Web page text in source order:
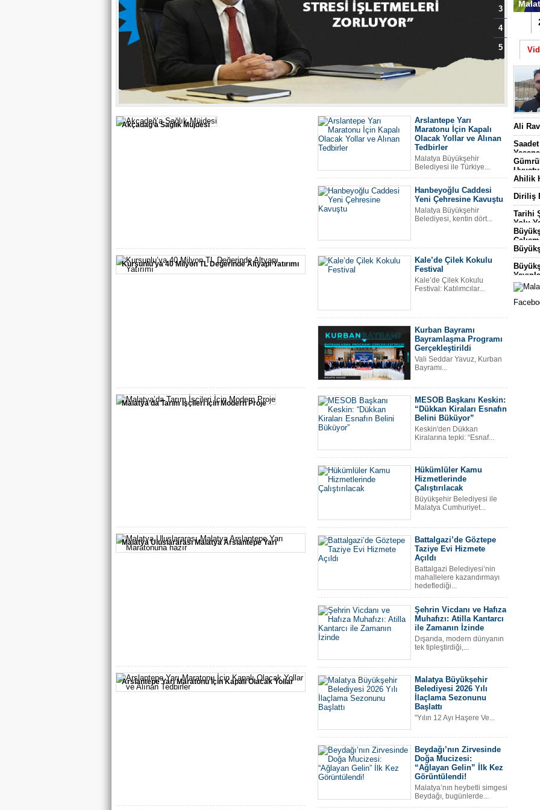
3
Ali
Ahilik
Diriliş
Tarihi
Yolu
3
4
5
Arslantepe Yarı
Maratonu İçin Kapalı
Olacak Yollar ve Alınan
Tedbirler
Malatya Büyükşehir
Belediyesi ile Türkiye...
Hanbeyoğlu Caddesi
Yeni Çehresine Kavuştu
Malatya Büyükşehir
Belediyesi, kentin dört...
Kale’de Çilek Kokulu
Festival
Kale’de Çilek Kokulu
Festival: Katılımcılar...
Kurban Bayramı
Bayramlaşma Programı
Gerçekleştirildi
Vali Seddar Yavuz, Kurban
Bayramı...
MESOB Başkanı Keskin:
“Dükkan Kiraları Esnafın
Belini Büküyor”
Keskin'den Dükkan
Kiralarına tepki: “Esnaf...
Hükümlüler Kamu
Hizmetlerinde
Çalıştırılacak
Büyükşehir Belediyesi ile
Malatya Cumhuriyet...
Battalgazi’de Göztepe
Taziye Evi Hizmete
Açıldı
Battalgazi Belediyesi’nin
mahallelere kazandırmayı
hedeflediği...
Şehrin Vicdanı ve Hafıza
Muhafızı: Atilla Kantarcı
ile Zamanın İzinde
Dışarıda, modern dünyanın
tek tipleştirdiği,...
Malatya Büyükşehir
Belediyesi 2026 Yılı
İlaçlama Sezonunu
Başlattı
"Yılın 12 Ayı Haşere Ve...
Beydağı’nın Zirvesinde
Doğa Mucizesi:
“Ağlayan Gelin” İlk Kez
Görüntülendi!
Malatya’nın heybetli simgesi
Beydağı, bugünlerde...
Akçadağ’a Sağlık Müjdesi
Kurşunlu’ya 40 Milyon TL Değerinde Altyapı Yatırımı
Malatya’da Tarım İşçileri İçin Modern Proje
Malatya Uluslararası Malatya Arslantepe Yarı
Arslantepe Yarı Maratonu İçin Kapalı Olacak Yollar